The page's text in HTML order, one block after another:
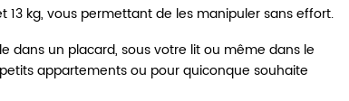
kg, vous permettant de les manipuler sans effort.
dans un placard, sous votre lit ou même dans le
appartements ou pour quiconque souhaite